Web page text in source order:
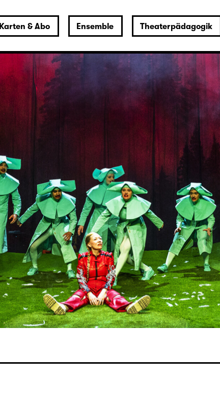
Karten & Abo Ensemble Theaterpädagogik